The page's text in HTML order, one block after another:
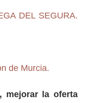
DEL SEGURA.
de Murcia.
mejorar la oferta